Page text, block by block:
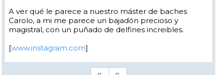
A ver qué le parece a nuestro máster de baches
Carolo, a mi me parece un bajadón precioso y
magistral, con un puñado de delfines increibles.
[www.instagram.com]